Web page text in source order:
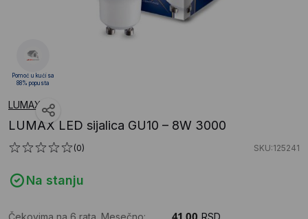
LUMAX
LUMAX LED sijalica GU10 – 8W 3000
(0) SKU:125241
Na stanju
Čekovima na 6 rata. Mesečno:
RSD
Pomoć u kući sa
88% popusta